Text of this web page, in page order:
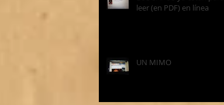
leer (en PDF) en línea
UN MIMO